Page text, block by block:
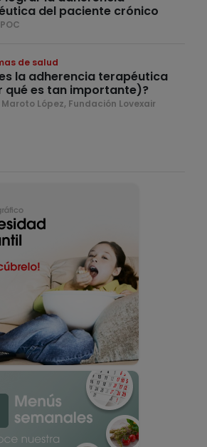
del paciente crónico
de salud
la adherencia terapéutica
qué es tan importante)?
Maroto López, Fundación Lovexair